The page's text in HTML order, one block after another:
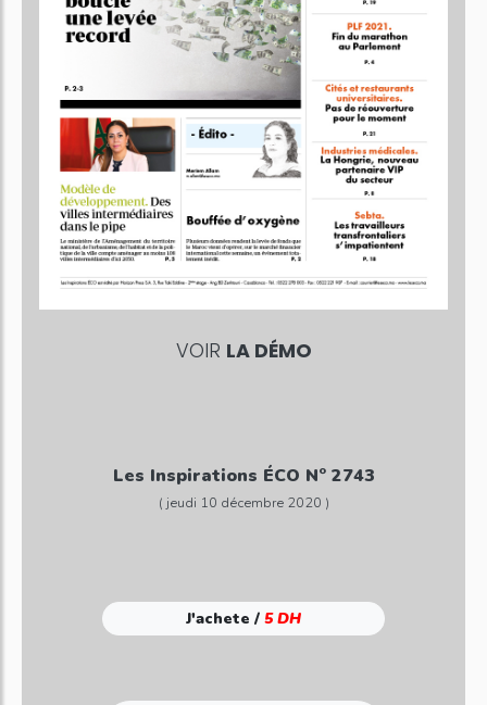
VOIR LA DÉMO
Les Inspirations ÉCO N° 2743
( jeudi 10 décembre 2020 )
J'achete / 5 DH